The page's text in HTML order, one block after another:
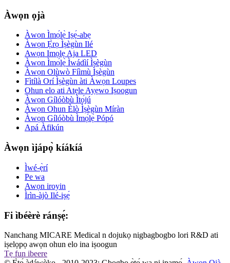
Àwọn ọjà
Àwọn Ìmọ́lẹ̀ Iṣẹ́-abẹ
Àwọn Ẹ̀rọ Ìṣègùn Ilé
Awọn Imọlẹ Aja LED
Àwọn Ìmọ́lẹ̀ Ìwádìí Ìṣègùn
Àwọn Olùwò Fíìmù Ìṣègùn
Fìtílà Orí Ìṣègùn àti Àwọn Loupes
Ohun elo ati Atẹle Ayẹwo Iṣoogun
Àwọn Gílóòbù Ìtọ́jú
Àwọn Ohun Èlò Ìṣègùn Míràn
Àwọn Gílóòbù Ìmọ́lẹ̀ Pópó
Apá Àfikún
Àwọn ìjápọ̀ kíákíá
Ìwé-ẹ̀rí
Pe wa
Awọn iroyin
Ìrìn-àjò Ilé-iṣẹ́
Fi ìbéèrè ránṣẹ́:
Nanchang MICARE Medical n dojukọ nigbagbogbo lori R&D ati
iṣelọpọ awọn ohun elo ina iṣoogun
Tẹ fun ibeere